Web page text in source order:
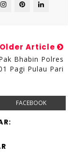
Older Article
Bhabin Polres
Pagi Pulau Pari
FACEBOOK